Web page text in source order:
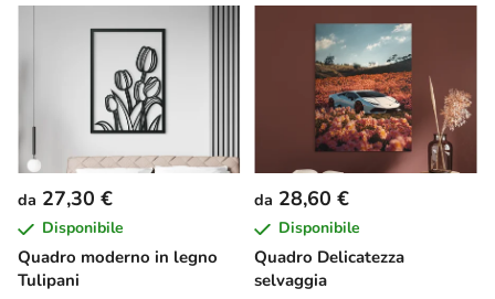
Quadro moderno in legno
Tulipani
da 27,30 €
Disponibile
Quadro Delicatezza
selvaggia
da 28,60 €
Disponibile